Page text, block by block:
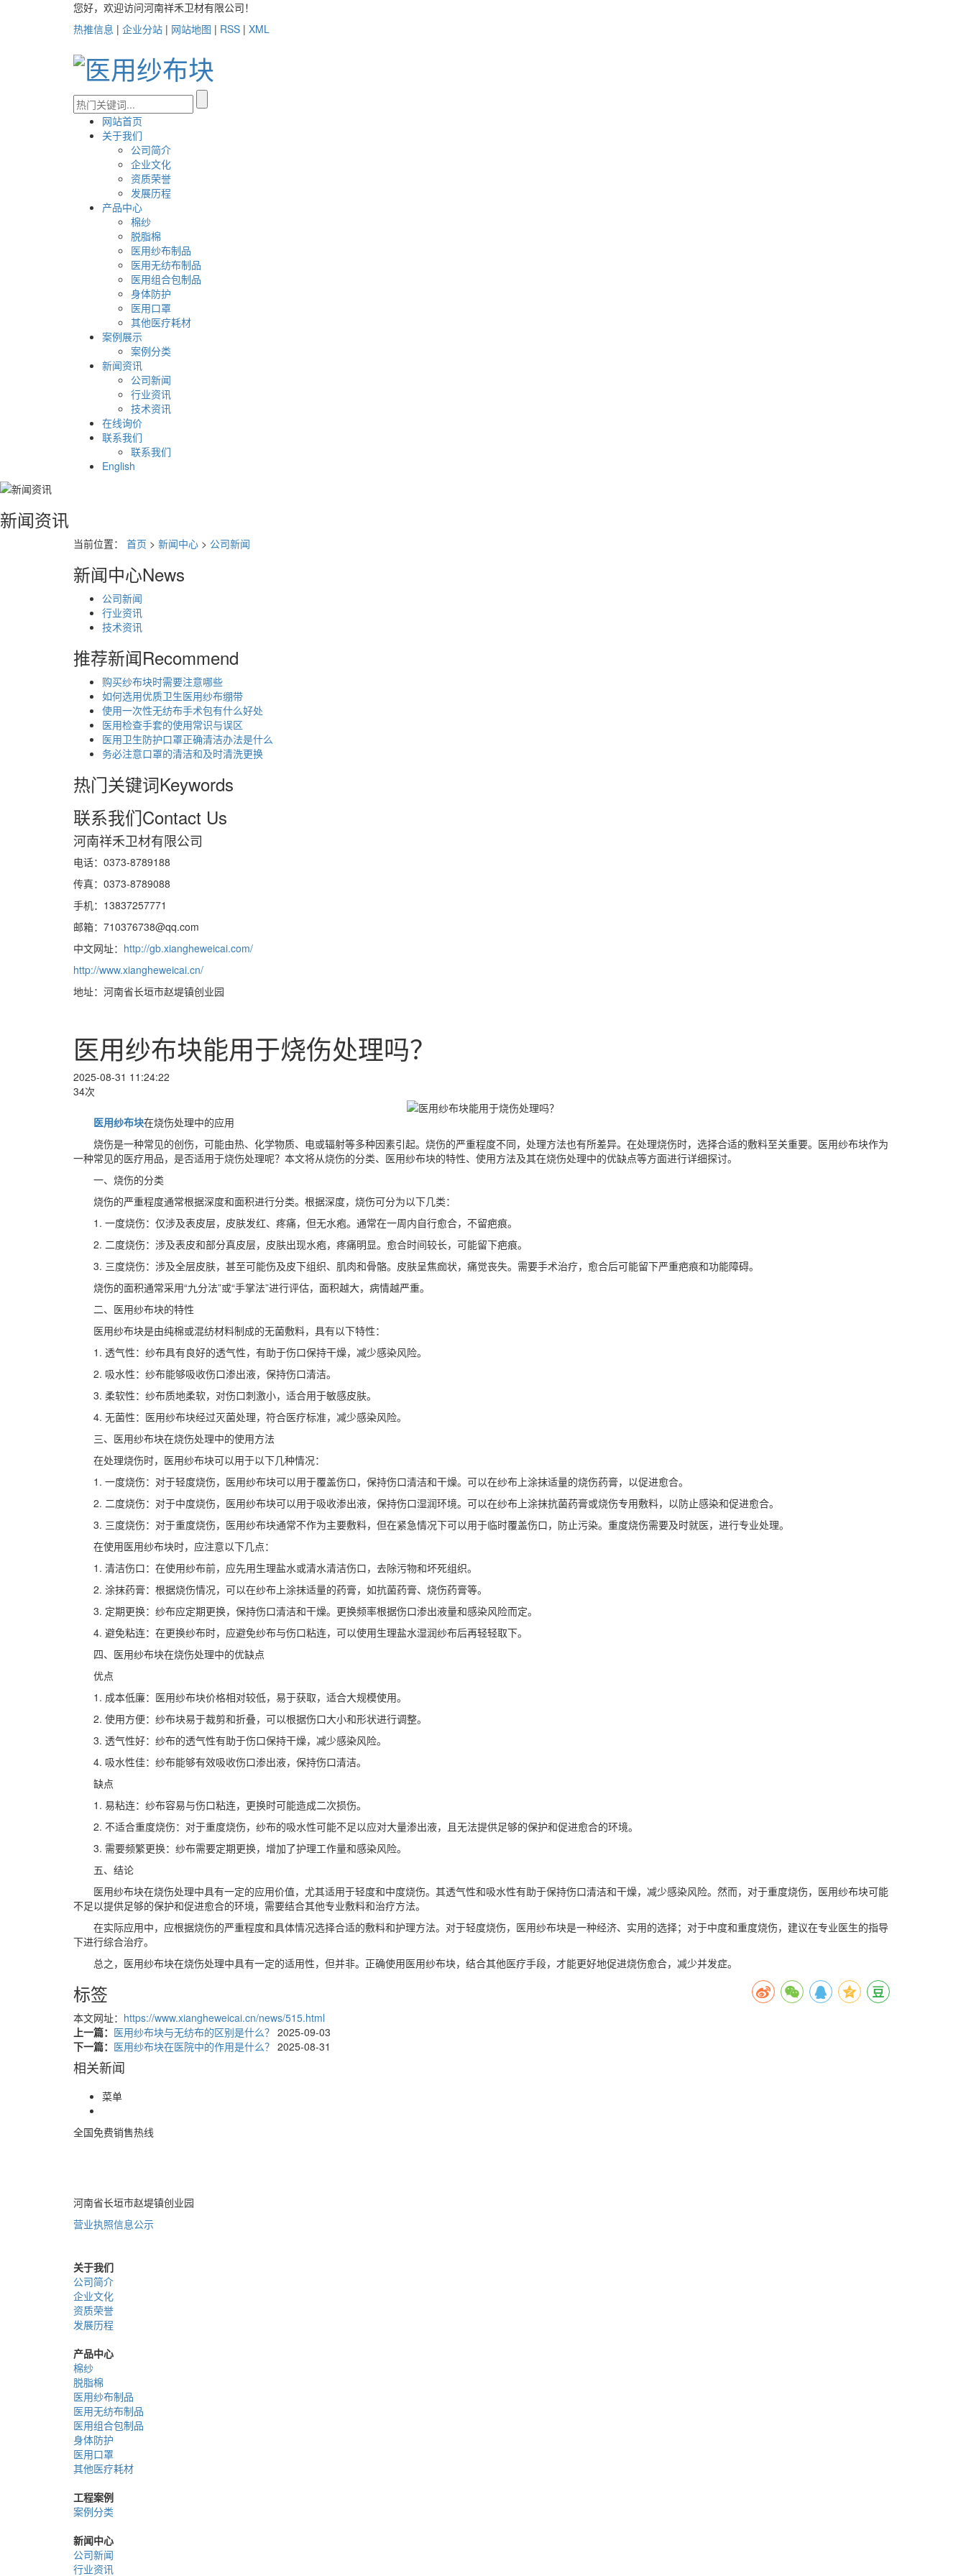
您好，欢迎访问河南祥禾卫材有限公司！
热推信息 | 企业分站 | 网站地图 | RSS | XML
网站首页
关于我们
公司简介
企业文化
资质荣誉
发展历程
产品中心
棉纱
脱脂棉
医用纱布制品
医用无纺布制品
医用组合包制品
身体防护
医用口罩
其他医疗耗材
案例展示
案例分类
新闻资讯
公司新闻
行业资讯
技术资讯
在线询价
联系我们
联系我们
English
新闻资讯
当前位置： 首页 > 新闻中心 > 公司新闻
新闻中心News
公司新闻
行业资讯
技术资讯
推荐新闻Recommend
购买纱布块时需要注意哪些
如何选用优质卫生医用纱布绷带
使用一次性无纺布手术包有什么好处
医用检查手套的使用常识与误区
医用卫生防护口罩正确清洁办法是什么
务必注意口罩的清洁和及时清洗更换
热门关键词Keywords
联系我们Contact Us
河南祥禾卫材有限公司
电话：0373-8789188
传真：0373-8789088
手机：13837257771
邮箱：710376738@qq.com
中文网址： http://gb.xiangheweicai.com/
http://www.xiangheweicai.cn/
地址：河南省长垣市赵堤镇创业园
医用纱布块能用于烧伤处理吗？
2025-08-31 11:24:22
34次
医用纱布块在烧伤处理中的应用
烧伤是一种常见的创伤，可能由热、化学物质、电或辐射等多种因素引起。烧伤的严重程度不同，处理方法也有所差异。在处理烧伤时，选择合适的敷料至关重要。医用纱布块作为
一种常见的医疗用品，是否适用于烧伤处理呢？本文将从烧伤的分类、医用纱布块的特性、使用方法及其在烧伤处理中的优缺点等方面进行详细探讨。
一、烧伤的分类
烧伤的严重程度通常根据深度和面积进行分类。根据深度，烧伤可分为以下几类：
1. 一度烧伤：仅涉及表皮层，皮肤发红、疼痛，但无水疱。通常在一周内自行愈合，不留疤痕。
2. 二度烧伤：涉及表皮和部分真皮层，皮肤出现水疱，疼痛明显。愈合时间较长，可能留下疤痕。
3. 三度烧伤：涉及全层皮肤，甚至可能伤及皮下组织、肌肉和骨骼。皮肤呈焦痂状，痛觉丧失。需要手术治疗，愈合后可能留下严重疤痕和功能障碍。
烧伤的面积通常采用“九分法”或“手掌法”进行评估，面积越大，病情越严重。
二、医用纱布块的特性
医用纱布块是由纯棉或混纺材料制成的无菌敷料，具有以下特性：
1. 透气性：纱布具有良好的透气性，有助于伤口保持干燥，减少感染风险。
2. 吸水性：纱布能够吸收伤口渗出液，保持伤口清洁。
3. 柔软性：纱布质地柔软，对伤口刺激小，适合用于敏感皮肤。
4. 无菌性：医用纱布块经过灭菌处理，符合医疗标准，减少感染风险。
三、医用纱布块在烧伤处理中的使用方法
在处理烧伤时，医用纱布块可以用于以下几种情况：
1. 一度烧伤：对于轻度烧伤，医用纱布块可以用于覆盖伤口，保持伤口清洁和干燥。可以在纱布上涂抹适量的烧伤药膏，以促进愈合。
2. 二度烧伤：对于中度烧伤，医用纱布块可以用于吸收渗出液，保持伤口湿润环境。可以在纱布上涂抹抗菌药膏或烧伤专用敷料，以防止感染和促进愈合。
3. 三度烧伤：对于重度烧伤，医用纱布块通常不作为主要敷料，但在紧急情况下可以用于临时覆盖伤口，防止污染。重度烧伤需要及时就医，进行专业处理。
在使用医用纱布块时，应注意以下几点：
1. 清洁伤口：在使用纱布前，应先用生理盐水或清水清洁伤口，去除污物和坏死组织。
2. 涂抹药膏：根据烧伤情况，可以在纱布上涂抹适量的药膏，如抗菌药膏、烧伤药膏等。
3. 定期更换：纱布应定期更换，保持伤口清洁和干燥。更换频率根据伤口渗出液量和感染风险而定。
4. 避免粘连：在更换纱布时，应避免纱布与伤口粘连，可以使用生理盐水湿润纱布后再轻轻取下。
四、医用纱布块在烧伤处理中的优缺点
优点
1. 成本低廉：医用纱布块价格相对较低，易于获取，适合大规模使用。
2. 使用方便：纱布块易于裁剪和折叠，可以根据伤口大小和形状进行调整。
3. 透气性好：纱布的透气性有助于伤口保持干燥，减少感染风险。
4. 吸水性佳：纱布能够有效吸收伤口渗出液，保持伤口清洁。
缺点
1. 易粘连：纱布容易与伤口粘连，更换时可能造成二次损伤。
2. 不适合重度烧伤：对于重度烧伤，纱布的吸水性可能不足以应对大量渗出液，且无法提供足够的保护和促进愈合的环境。
3. 需要频繁更换：纱布需要定期更换，增加了护理工作量和感染风险。
五、结论
医用纱布块在烧伤处理中具有一定的应用价值，尤其适用于轻度和中度烧伤。其透气性和吸水性有助于保持伤口清洁和干燥，减少感染风险。然而，对于重度烧伤，医用纱布块可能
不足以提供足够的保护和促进愈合的环境，需要结合其他专业敷料和治疗方法。
在实际应用中，应根据烧伤的严重程度和具体情况选择合适的敷料和护理方法。对于轻度烧伤，医用纱布块是一种经济、实用的选择；对于中度和重度烧伤，建议在专业医生的指导
下进行综合治疗。
总之，医用纱布块在烧伤处理中具有一定的适用性，但并非。正确使用医用纱布块，结合其他医疗手段，才能更好地促进烧伤愈合，减少并发症。
标签
本文网址： https://www.xiangheweicai.cn/news/515.html
上一篇： 医用纱布块与无纺布的区别是什么？ 2025-09-03
下一篇： 医用纱布块在医院中的作用是什么？ 2025-08-31
相关新闻
菜单
全国免费销售热线
河南省长垣市赵堤镇创业园
营业执照信息公示
关于我们
公司简介
企业文化
资质荣誉
发展历程
产品中心
棉纱
脱脂棉
医用纱布制品
医用无纺布制品
医用组合包制品
身体防护
医用口罩
其他医疗耗材
工程案例
案例分类
新闻中心
公司新闻
行业资讯